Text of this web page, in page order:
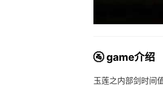
🚰 game介绍
玉莲之内部剑时间